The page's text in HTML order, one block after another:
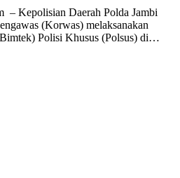
– Kepolisian Daerah Polda Jambi
(Korwas) melaksanakan
Polisi Khusus (Polsus) di…